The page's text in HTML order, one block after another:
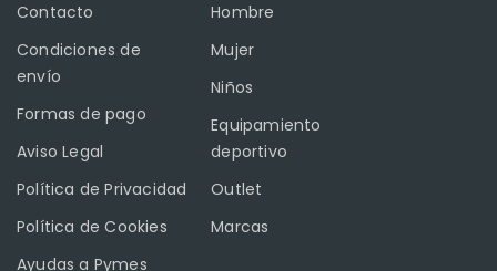
Contacto
Condiciones de
envío
Formas de pago
Aviso Legal
Política de Privacidad
Política de Cookies
Ayudas a Pymes
Hombre
Mujer
Niños
Equipamiento
deportivo
Outlet
Marcas